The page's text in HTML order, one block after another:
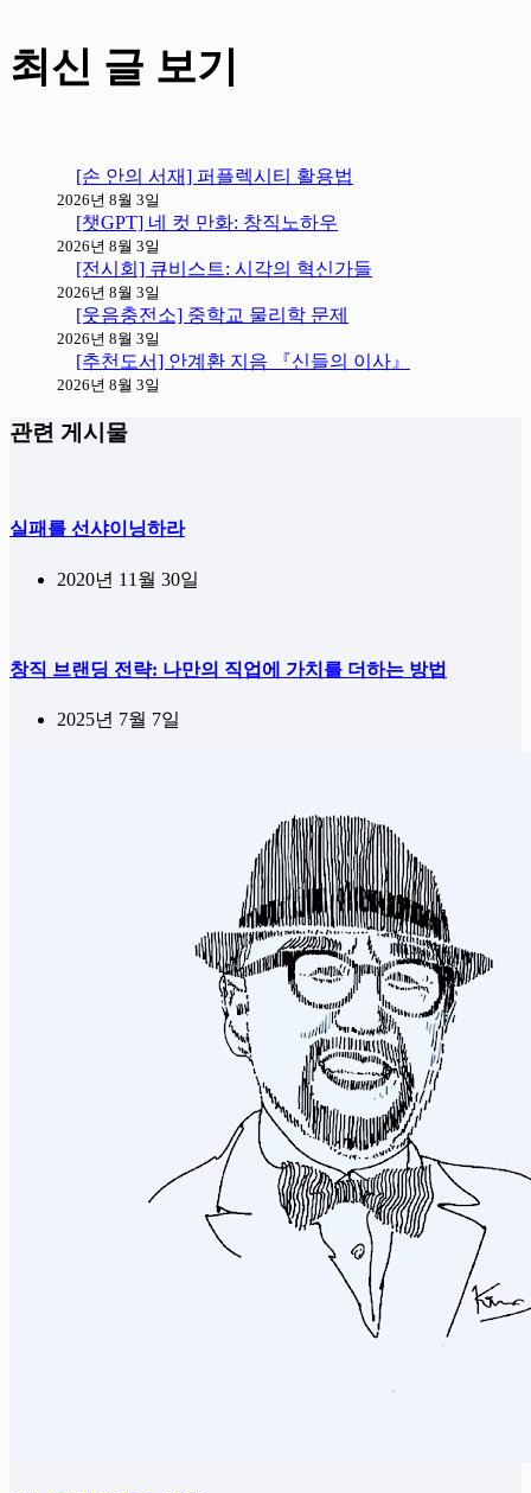
최신 글 보기
[손 안의 서재] 퍼플렉시티 활용법
2026년 8월 3일
[챗GPT] 네 컷 만화: 창직노하우
2026년 8월 3일
[전시회] 큐비스트: 시각의 혁신가들
2026년 8월 3일
[웃음충전소] 중학교 물리학 문제
2026년 8월 3일
[추천도서] 안계환 지음 『신들의 이사』
2026년 8월 3일
관련 게시물
실패를 선샤이닝하라
2020년 11월 30일
창직 브랜딩 전략: 나만의 직업에 가치를 더하는 방법
2025년 7월 7일